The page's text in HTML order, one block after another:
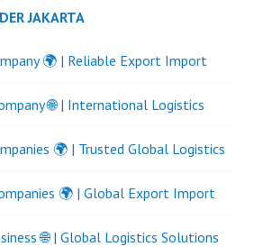
JAKARTA
🌍 | Reliable Export Import
🌐 | International Logistics
🌍 | Trusted Global Logistics
🌍 | Global Export Import
🌐 | Global Logistics Solutions